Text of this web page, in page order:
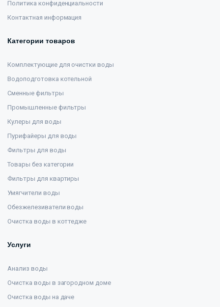
Политика конфиденциальности
Контактная информация
Категории товаров
Комплектующие для очистки воды
Водоподготовка котельной
Сменные фильтры
Промышленные фильтры
Кулеры для воды
Пурифайеры для воды
Фильтры для воды
Товары без категории
Фильтры для квартиры
Умягчители воды
Обезжелезиватели воды
Очистка воды в коттедже
Услуги
Анализ воды
Очистка воды в загородном доме
Очистка воды на даче